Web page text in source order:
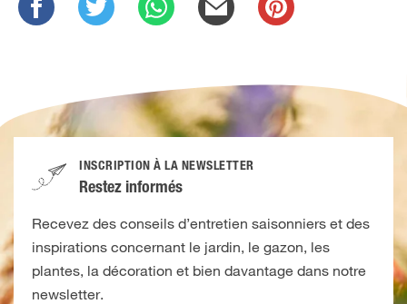
INSCRIPTION À LA NEWSLETTER
Restez informés
Recevez des conseils d’entretien saisonniers et des
inspirations concernant le jardin, le gazon, les
plantes, la décoration et bien davantage dans notre
newsletter.